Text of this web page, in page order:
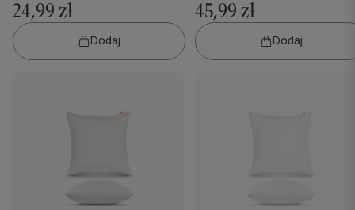
24,99 zł
Dodaj
45,99 zł
Dodaj